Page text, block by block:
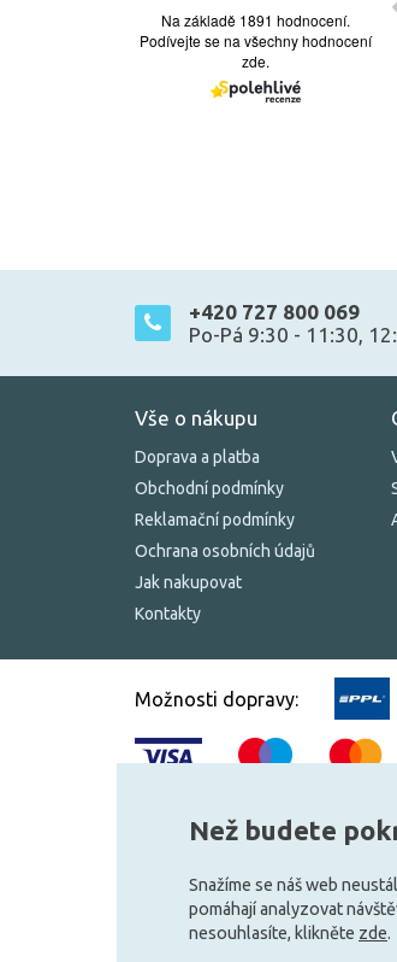
+420 727 800 069
Po-Pá 9:30 - 11:30,
Vše o nákupu
Doprava a platba
Obchodní podmínky
Reklamační podmínky
Ochrana osobních údajů
Jak nakupovat
Kontakty
Možnosti dopravy:
© 2010–2026 Všechna práva
Než budete
Snažíme se náš web
pomáhají analyzovat
nesouhlasíte, klikněte zde.